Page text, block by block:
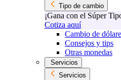
Tipo de cambio
¡Gana con el Súper
Cotiza aquí
Cambio de
Consejos y tips
Otras monedas
Servicios
Servicios